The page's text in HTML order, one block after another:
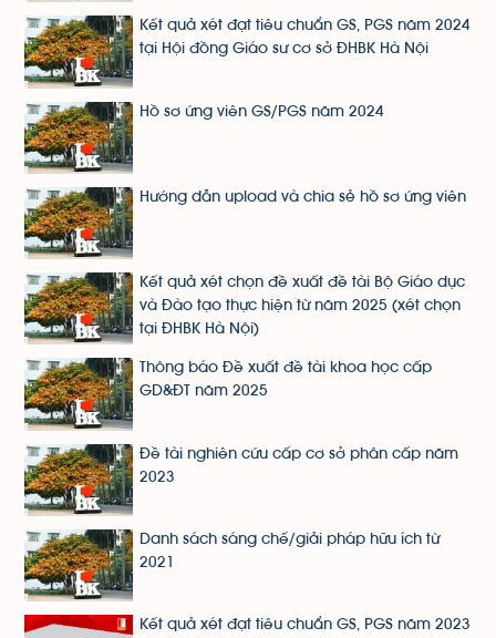
Kết quả xét đạt tiêu chuẩn GS, PGS năm 2024
tại Hội đồng Giáo sư cơ sở ĐHBK Hà Nội
Hồ sơ ứng viên GS/PGS năm 2024
Hướng dẫn upload và chia sẻ hồ sơ ứng viên
Kết quả xét chọn đề xuất đề tài Bộ Giáo dục
và Đào tạo thực hiện từ năm 2025 (xét chọn
tại ĐHBK Hà Nội)
Thông báo Đề xuất đề tài khoa học cấp
GD&ĐT năm 2025
Đề tài nghiên cứu cấp cơ sở phân cấp năm
2023
Danh sách sáng chế/giải pháp hữu ích từ
2021
Kết quả xét đạt tiêu chuẩn GS, PGS năm 2023